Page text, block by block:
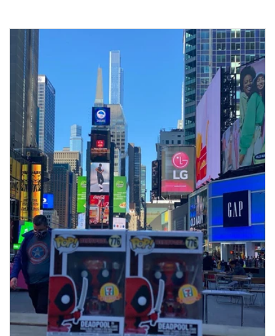
Compra ahora y paga a meses
sin tarjeta de crédito
Agrega tu producto al carrito yelige
pagar con Meses sin Tarjeta.
2 En tu cuenta de Mercado Pago,elige
la cantidad de mesesy confirma.
3 Paga mes a mescon saldo disponible,
débito u otros medios.